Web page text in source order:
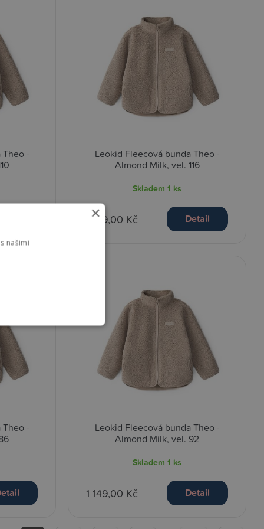
Theo -
Leokid Fleecová bunda Theo -
Almond Milk, vel. 116
Skladem1 ks
1 149,00 Kč Detail
Theo -
Leokid Fleecová bunda Theo -
Almond Milk, vel. 92
Skladem1 ks
1 149,00 Kč Detail
×
našimi